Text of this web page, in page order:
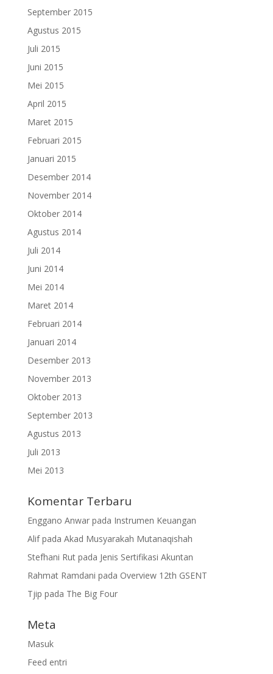
September 2015
Agustus 2015
Juli 2015
Juni 2015
Mei 2015
April 2015
Maret 2015
Februari 2015
Januari 2015
Desember 2014
November 2014
Oktober 2014
Agustus 2014
Juli 2014
Juni 2014
Mei 2014
Maret 2014
Februari 2014
Januari 2014
Desember 2013
November 2013
Oktober 2013
September 2013
Agustus 2013
Juli 2013
Mei 2013
Komentar Terbaru
Enggano Anwarpada Instrumen Keuangan
Alifpada Akad Musyarakah Mutanaqishah
Stefhani Rutpada Jenis Sertifikasi Akuntan
Rahmat Ramdani pada Overview 12th GSENT
Tjip pada The Big Four
Meta
Masuk
Feed entri